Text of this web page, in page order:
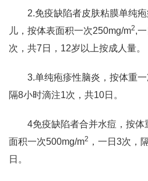
2.免疫缺陷者皮肤粘膜单纯
儿，按体表面积一次250mg/m2,
次，共7日，12岁以上按成人量。
3.单纯疱疹性脑炎，按体重
隔8小时滴注1次，共10日。
4免疫缺陷者合并水痘，按体
面积一次500mg/m2 ，一日3次，
日。